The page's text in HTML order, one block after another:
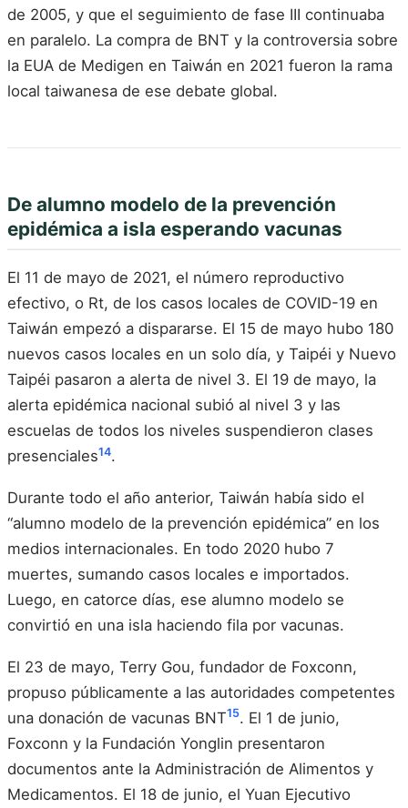
de 2005, y que el seguimiento de fase III continuaba
en paralelo. La compra de BNT y la controversia sobre
la EUA de Medigen en Taiwán en 2021 fueron la rama
local taiwanesa de ese debate global.
De alumno modelo de la prevención
epidémica a isla esperando vacunas
El 11 de mayo de 2021, el número reproductivo
efectivo, o Rt, de los casos locales de COVID-19 en
Taiwán empezó a dispararse. El 15 de mayo hubo 180
nuevos casos locales en un solo día, y Taipéi y Nuevo
Taipéi pasaron a alerta de nivel 3. El 19 de mayo, la
alerta epidémica nacional subió al nivel 3 y las
escuelas de todos los niveles suspendieron clases
presenciales14.
Durante todo el año anterior, Taiwán había sido el
“alumno modelo de la prevención epidémica” en los
medios internacionales. En todo 2020 hubo 7
muertes, sumando casos locales e importados.
Luego, en catorce días, ese alumno modelo se
convirtió en una isla haciendo fila por vacunas.
El 23 de mayo, Terry Gou, fundador de Foxconn,
propuso públicamente a las autoridades competentes
una donación de vacunas BNT15. El 1 de junio,
Foxconn y la Fundación Yonglin presentaron
documentos ante la Administración de Alimentos y
Medicamentos. El 18 de junio, el Yuan Ejecutivo